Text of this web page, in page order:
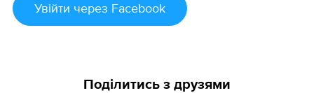
Увійти через Facebook
Поділитись з друзями